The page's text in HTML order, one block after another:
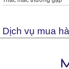
Dịch vụ mua